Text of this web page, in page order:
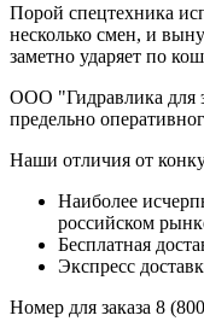
Порой спецтехника
несколько смен, и
заметно ударяет по
ООО "Гидравлика для
предельно
Наши отличия от
Наиболее
российском
Бесплатная
Экспресс
Номер для заказа 8